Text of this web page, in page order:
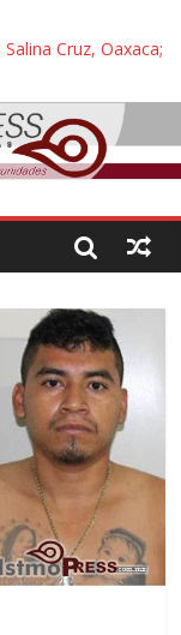
Cruz, Oaxaca;
daños de
Bienestar de
con titular de
despojo de su
ilegal de